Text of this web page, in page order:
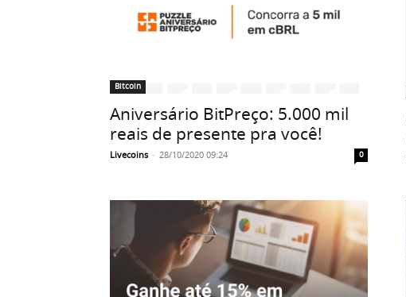
Bitcoin
Aniversário BitPreço: 5.000 mil
reais de presente pra você!
Livecoins - 28/10/2020 09:24 0